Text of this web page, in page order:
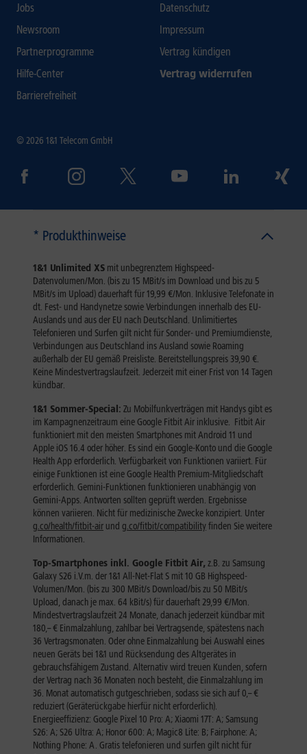
Jobs
Newsroom
Partnerprogramme
Hilfe-Center
Barrierefreiheit
Datenschutz
Impressum
Vertrag kündigen
Vertrag widerrufen
© 2026 1&1 Telecom GmbH